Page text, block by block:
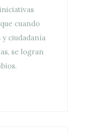
cuando
ciudadanía
se logran